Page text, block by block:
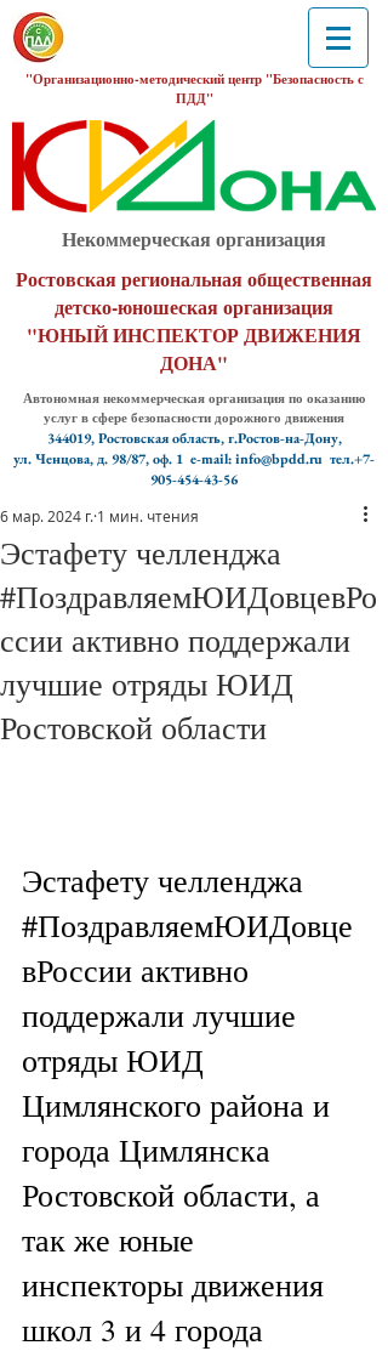
"Организационно-методический центр "Безопасность с
ПДД"
Некоммерческая организация
Ростовская региональная общественная
детско-юношеская организация
"ЮНЫЙ ИНСПЕКТОР ДВИЖЕНИЯ
ДОНА"
Автономная некоммерческая организация по оказанию
услуг в сфере безопасности дорожного движения
344019, Ростовская область, г.Ростов-на-Дону,
ул. Ченцова, д. 98/87, оф. 1 e-mail: info@bpdd.ru тел.+7-
905-454-43-56
Эстафету челленджа
#ПоздравляемЮИДовцевРо
ссии активно поддержали
лучшие отряды ЮИД
Ростовской области
6 мар. 2024 г. 1 мин. чтения
Эстафету челленджа
#ПоздравляемЮИДовце
вРоссии активно
поддержали лучшие
отряды ЮИД
Цимлянского района и
города Цимлянска
Ростовской области, а
так же юные
инспекторы движения
школ 3 и 4 города